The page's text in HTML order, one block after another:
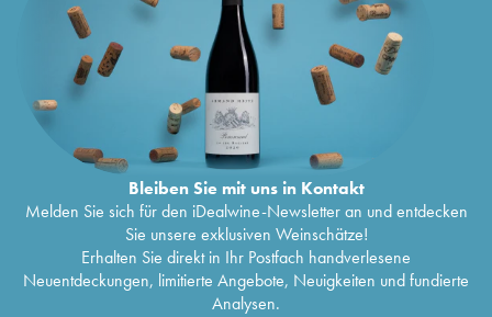
Bleiben Sie mit uns in Kontakt
Melden Sie sich für den iDealwine-Newsletter an und entdecken
Sie unsere exklusiven Weinschätze!
Erhalten Sie direkt in Ihr Postfach handverlesene
Neuentdeckungen, limitierte Angebote, Neuigkeiten und fundierte
Analysen.